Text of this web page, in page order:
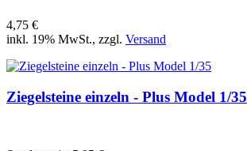
4,75 €
inkl. 19% MwSt., zzgl. Versand
Ziegelsteine einzeln - Plus Model 1/35